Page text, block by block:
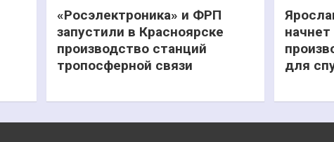
«Росэлектроника» и ФРП
запустили в Красноярске
производство станций
тропосферной связи
для